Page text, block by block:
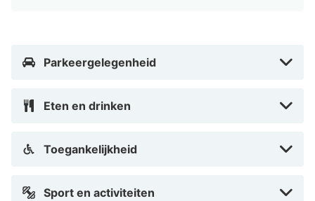
Parkeergelegenheid
Eten en drinken
Toegankelijkheid
Sport en activiteiten